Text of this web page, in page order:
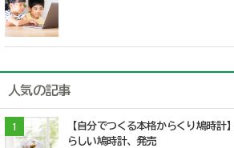
人気の記事
1
【自分でつくる本格からくり鳩時計
らしい鳩時計、発売